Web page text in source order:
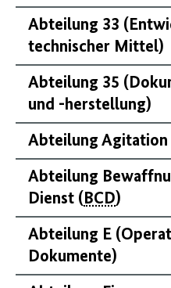
Abteilung 33
technischer Mittel)
Abteilung 35
und -herstellung)
Abteilung Agitation
Abteilung
Dienst ( BCD)
Abteilung E
Dokumente)